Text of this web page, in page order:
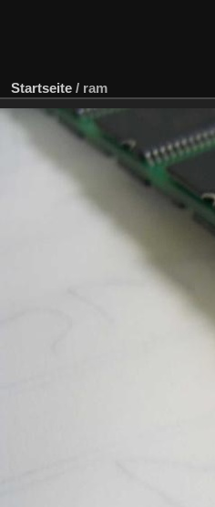
Startseite / ram